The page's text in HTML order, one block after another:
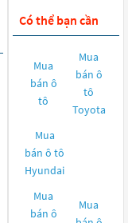
Có thể bạn cần
Mua
bán ô
tô
Mua
bán ô
tô
Toyota
Mua
bán ô tô
Hyundai
Mua
bán ô
Mua